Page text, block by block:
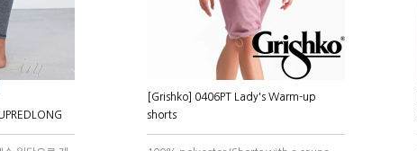
[Grishko] 0406PT Lady's Warm-up
shorts